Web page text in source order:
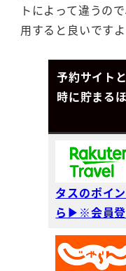
トによって違うの
用すると良いですよ
予約サイト
時に貯まる
タスのポイ
ら▶※会員登